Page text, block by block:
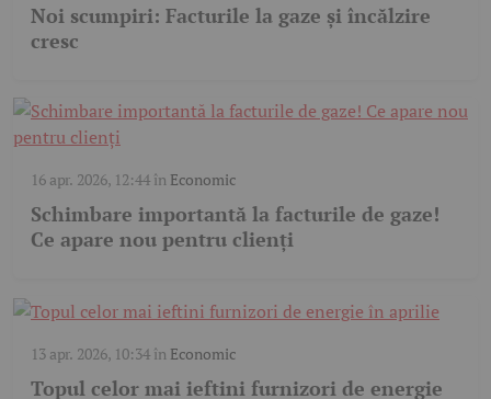
Noi scumpiri: Facturile la gaze și încălzire
cresc
16 apr. 2026, 12:44în Economic
Schimbare importantă la facturile de gaze!
Ce apare nou pentru clienți
13 apr. 2026, 10:34în Economic
Topul celor mai ieftini furnizori de energie